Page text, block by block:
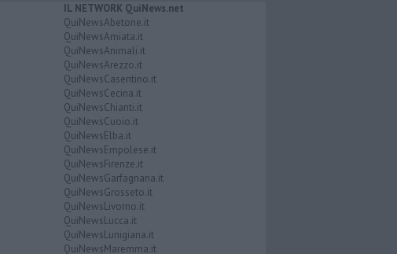
IL NETWORK QuiNews.net
QuiNewsAbetone.it
QuiNewsAmiata.it
QuiNewsAnimali.it
QuiNewsArezzo.it
QuiNewsCasentino.it
QuiNewsCecina.it
QuiNewsChianti.it
QuiNewsCuoio.it
QuiNewsElba.it
QuiNewsEmpolese.it
QuiNewsFirenze.it
QuiNewsGarfagnana.it
QuiNewsGrosseto.it
QuiNewsLivorno.it
QuiNewsLucca.it
QuiNewsLunigiana.it
QuiNewsMaremma.it